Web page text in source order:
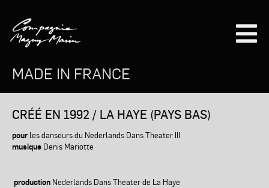
contenu
principal
MADE IN FRANCE
CRÉÉ EN 1992 / LA HAYE (PAYS BAS)
pour les danseurs du Nederlands Dans Theater III
musique Denis Mariotte
production Nederlands Dans Theater de La Haye